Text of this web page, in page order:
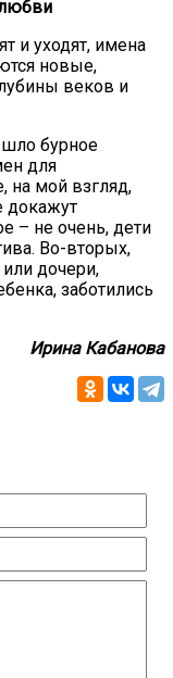
и уходят, имена
новые,
веков и
шло бурное
для
на мой взгляд,
докажут
– не очень, дети
Во-вторых,
дочери,
заботились
Ирина Кабанова